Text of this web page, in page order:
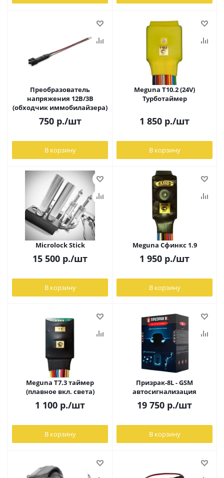
Преобразователь
напряжения 12В/3В
(обходчик иммобилайзера)
750р./шт
В корзину
Meguna T10.2 (24V)
Турботаймер
1 850 р./шт
В корзину
Microlock Stick
15 500 р./шт
В корзину
Meguna Сфинкс 1.9
1 950 р./шт
В корзину
Meguna Т7.3 таймер
(плавное вкл. света)
1 100 р./шт
В корзину
Призрак-8L - GSM
автосигнализация
19 750 р./шт
В корзину